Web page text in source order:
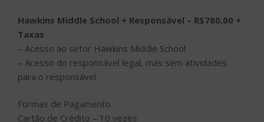
Hawkins Middle School + Responsável – R$780,00 +
Taxas
– Acesso ao setor Hawkins Middle School
– Acesso do responsável legal, mas sem atividades
para o responsável
Formas de Pagamento
Cartão de Crédito – 10 vezes